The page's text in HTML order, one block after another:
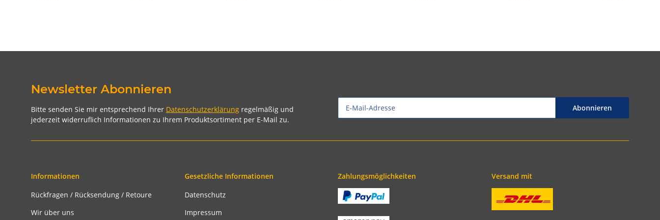
Newsletter Abonnieren
Bitte senden Sie mir entsprechend Ihrer Datenschutzerklärung regelmäßig und
jederzeit widerruflich Informationen zu Ihrem Produktsortiment per E-Mail zu.
Abonnieren
Informationen
Rückfragen / Rücksendung / Retoure
Wir über uns
Gesetzliche Informationen
Datenschutz
Impressum
Zahlungsmöglichkeiten Versand mit